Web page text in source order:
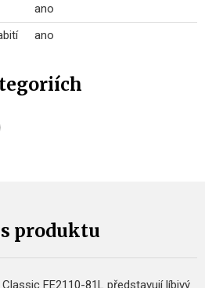
ano
ano
produktu
FE2110-81L představují líbivý